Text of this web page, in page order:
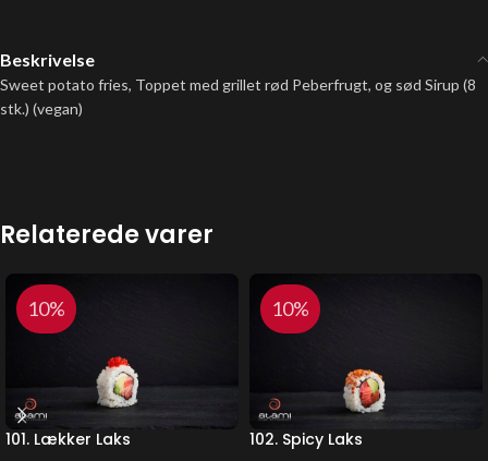
Beskrivelse
Sweet potato fries, Toppet med grillet rød Peberfrugt, og sød Sirup (8
stk.) (vegan)
Relaterede varer
10%
101. Lækker Laks
10%
102. Spicy Laks